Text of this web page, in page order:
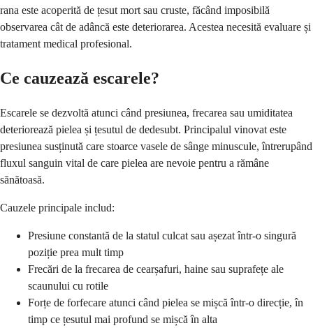
rana este acoperită de țesut mort sau cruste, făcând imposibilă
observarea cât de adâncă este deteriorarea. Acestea necesită evaluare și
tratament medical profesional.
Ce cauzează escarele?
Escarele se dezvoltă atunci când presiunea, frecarea sau umiditatea
deteriorează pielea și țesutul de dedesubt. Principalul vinovat este
presiunea susținută care stoarce vasele de sânge minuscule, întrerupând
fluxul sanguin vital de care pielea are nevoie pentru a rămâne
sănătoasă.
Cauzele principale includ:
Presiune constantă de la statul culcat sau așezat într-o singură
poziție prea mult timp
Frecări de la frecarea de cearșafuri, haine sau suprafețe ale
scaunului cu rotile
Forțe de forfecare atunci când pielea se mișcă într-o direcție, în
timp ce țesutul mai profund se mișcă în alta